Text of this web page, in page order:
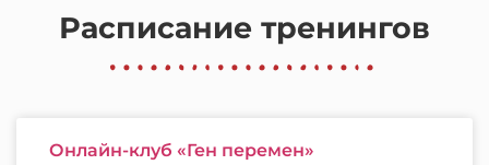
Расписание тренингов
Онлайн-клуб «Ген перемен»